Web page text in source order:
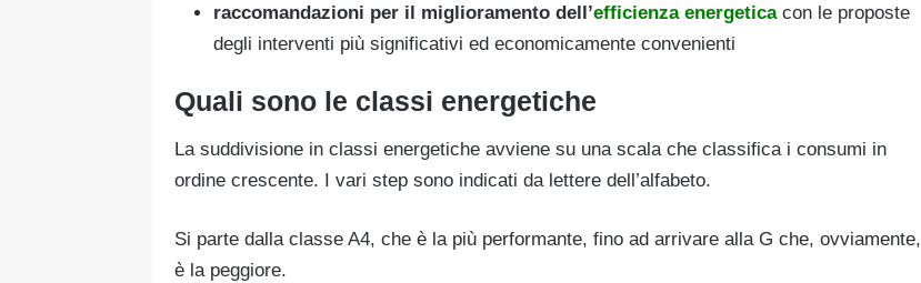
raccomandazioni per il miglioramento dell’efficienza energeticacon le proposte
degli interventi più significativi ed economicamente convenienti
Quali sono le classi energetiche
La suddivisione in classi energetiche avviene su una scala che classifica i consumi in
ordine crescente. I vari step sono indicati da lettere dell’alfabeto.
Si parte dalla classe A4, che è la più performante, fino ad arrivare alla G che, ovviamente,
è la peggiore.